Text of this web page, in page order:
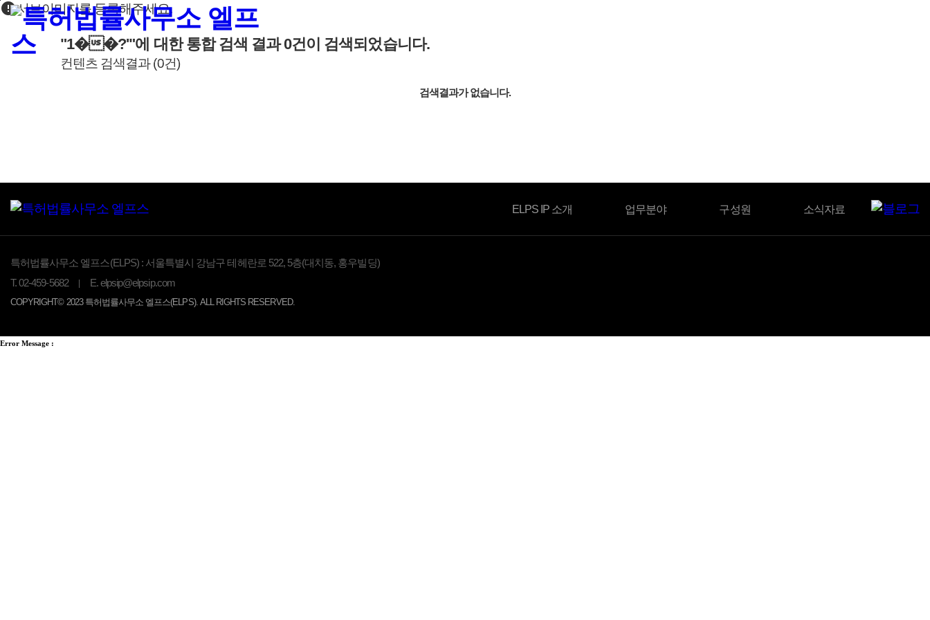
본문바로가기
error서브이미지를 등록해주세요.
"1��?'"에 대한 통합 검색 결과0건이 검색되었습니다.
컨텐츠 검색결과(0건)
검색결과가 없습니다.
ELPS IP 소개 업무분야 구성원 소식자료
특허법률사무소 엘프스(ELPS) : 서울특별시 강남구 테헤란로 522, 5층(대치동, 홍우빌딩)
T.02-459-5682 E.elpsip@elpsip.com
COPYRIGHT© 2023 특허법률사무소 엘프스(ELPS). ALL RIGHTS RESERVED.
Error Message :